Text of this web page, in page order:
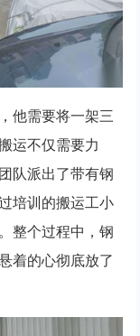
他需要将一架三
运不仅需要力
队派出了带有钢
培训的搬运工小
整个过程中，钢
着的心彻底放了